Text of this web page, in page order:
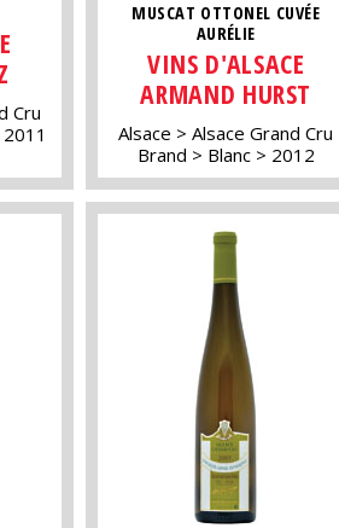
Cru
2011
MUSCAT OTTONEL CUVÉE
AURÉLIE
VINS D'ALSACE
ARMAND HURST
Alsace
Alsace Grand Cru
Brand
Blanc 2012